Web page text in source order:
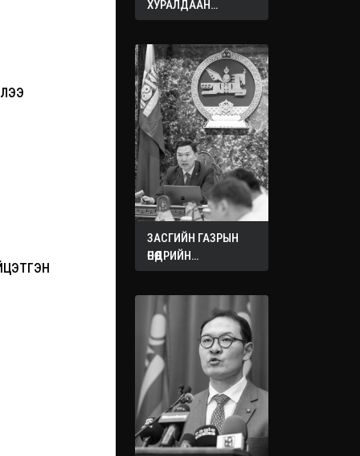
ХУРАЛДААН
ЭХЭЛЛЭЭ
ЗАСГИЙН ГАЗРЫН
ӨНӨӨДРИЙН
ХУРАЛДААНААС
ШИЙДВЭРҮҮД